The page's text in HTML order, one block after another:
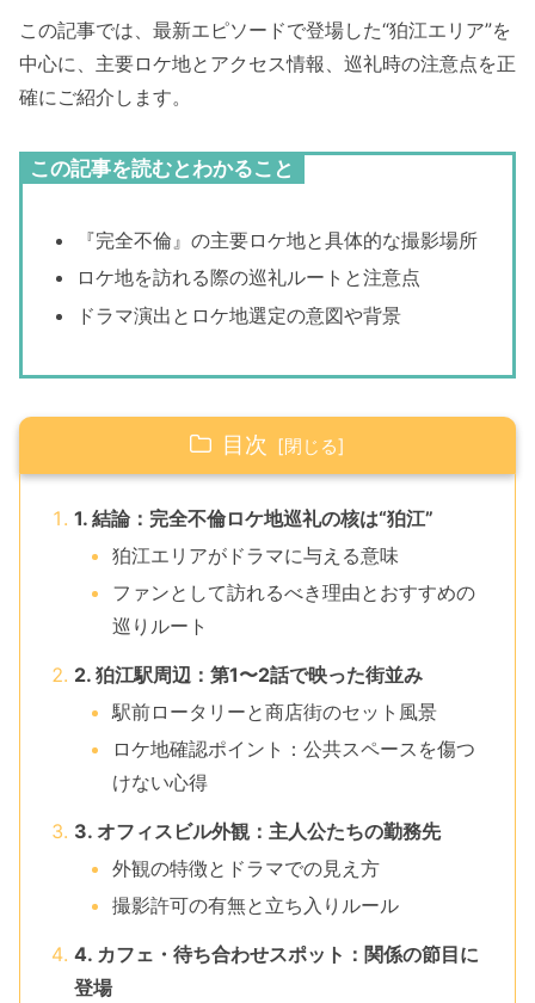
この記事では、最新エピソードで登場した“狛江エリア”を
中心に、主要ロケ地とアクセス情報、巡礼時の注意点を正
確にご紹介します。
この記事を読むとわかること
『完全不倫』の主要ロケ地と具体的な撮影場所
ロケ地を訪れる際の巡礼ルートと注意点
ドラマ演出とロケ地選定の意図や背景
目次
1. 結論：完全不倫ロケ地巡礼の核は“狛江”
狛江エリアがドラマに与える意味
ファンとして訪れるべき理由とおすすめの
巡りルート
2. 狛江駅周辺：第1〜2話で映った街並み
駅前ロータリーと商店街のセット風景
ロケ地確認ポイント：公共スペースを傷つ
けない心得
3. オフィスビル外観：主人公たちの勤務先
外観の特徴とドラマでの見え方
撮影許可の有無と立ち入りルール
4. カフェ・待ち合わせスポット：関係の節目に
登場